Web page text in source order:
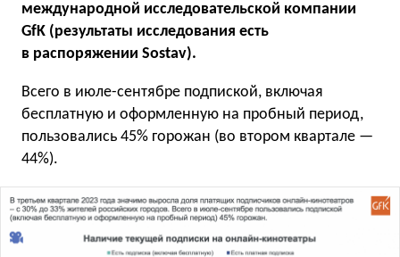
международной исследовательской компании
GfK (результаты исследования есть
в распоряжении Sostav).
Всего в июле-сентябре подпиской, включая
бесплатную и оформленную на пробный период,
пользовались 45% горожан (во втором квартале —
44%).